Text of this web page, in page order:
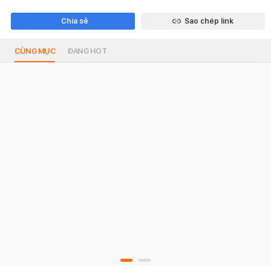
Chia sẻ Sao chép link
CÙNG MỤC ĐANG HOT